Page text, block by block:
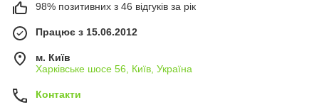
98% позитивних з 46 відгуків за рік
Працює з 15.06.2012
м. Київ
Харківське шосе 56, Київ, Україна
Контакти